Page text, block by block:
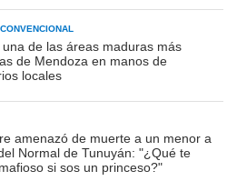
de las áreas maduras más
de Mendoza en manos de
locales
amenazó de muerte a un menor a
Normal de Tunuyán: "¿Qué te
si sos un princeso?"